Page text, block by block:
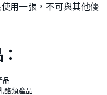
用一張，不可與其他優
品
酪類產品